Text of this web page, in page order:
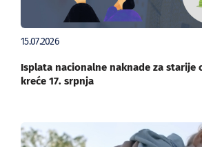
15.07.2026
Isplata nacionalne naknade za starije
kreće 17. srpnja